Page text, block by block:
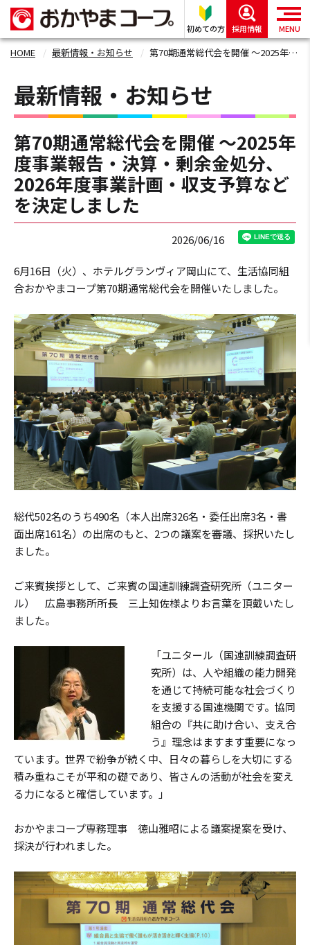
初めての方 採用情報 MENU
HOME 最新情報・お知らせ 第70期通常総代会を開催 ～2025年度事業報告・決算・剰余金処分、2026年度事業計画・収支予算などを決定しました
最新情報・お知らせ
第70期通常総代会を開催 ～2025年
度事業報告・決算・剰余金処分、
2026年度事業計画・収支予算など
を決定しました
2026/06/16
6月16日（火）、ホテルグランヴィア岡山にて、生活協同組
合おかやまコープ第70期通常総代会を開催いたしました。
総代502名のうち490名（本人出席326名・委任出席3名・書
面出席161名）の出席のもと、2つの議案を審議、採択いたし
ました。
ご来賓挨拶として、ご来賓の国連訓練調査研究所（ユニター
ル） 広島事務所所長 三上知佐様よりお言葉を頂戴いたし
ました。
「ユニタール（国連訓練調査研
究所）は、人や組織の能力開発
を通じて持続可能な社会づくり
を支援する国連機関です。協同
組合の『共に助け合い、支え合
う』理念はますます重要になっ
ています。世界で紛争が続く中、日々の暮らしを大切にする
積み重ねこそが平和の礎であり、皆さんの活動が社会を変え
る力になると確信しています。」
おかやまコープ専務理事 徳山雅昭による議案提案を受け、
採決が行われました。